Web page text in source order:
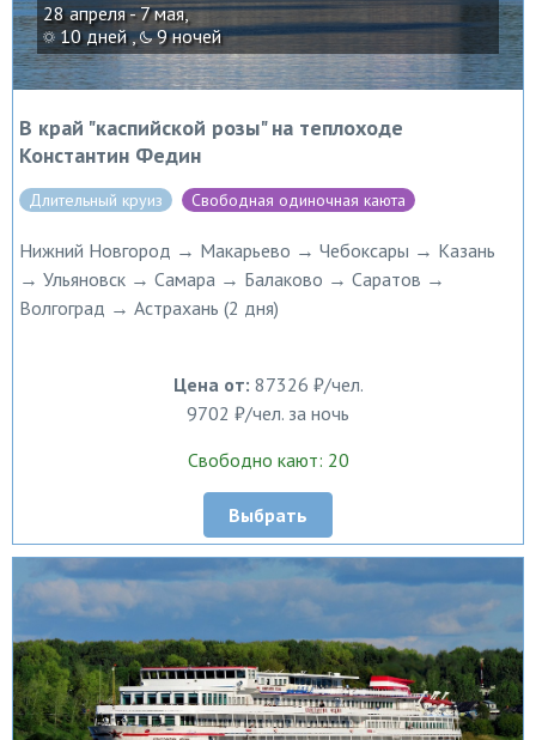
28 апреля - 7 мая,
10 дней , 9 ночей
В край "каспийской розы" на теплоходе
Константин Федин
Длительный круиз Свободная одиночная каюта
Нижний Новгород → Макарьево → Чебоксары → Казань
→ Ульяновск → Самара → Балаково → Саратов →
Волгоград → Астрахань (2 дня)
Цена от: 87326 ₽/чел.
9702 ₽/чел. за ночь
Свободно кают: 20
Выбрать